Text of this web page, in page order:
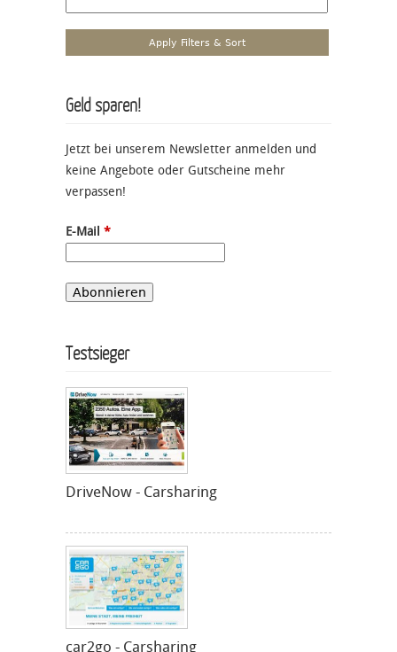
Geld sparen!
Jetzt bei unserem Newsletter anmelden und
keine Angebote oder Gutscheine mehr
verpassen!
E-Mail *
Testsieger
DriveNow - Carsharing
car2go - Carsharing